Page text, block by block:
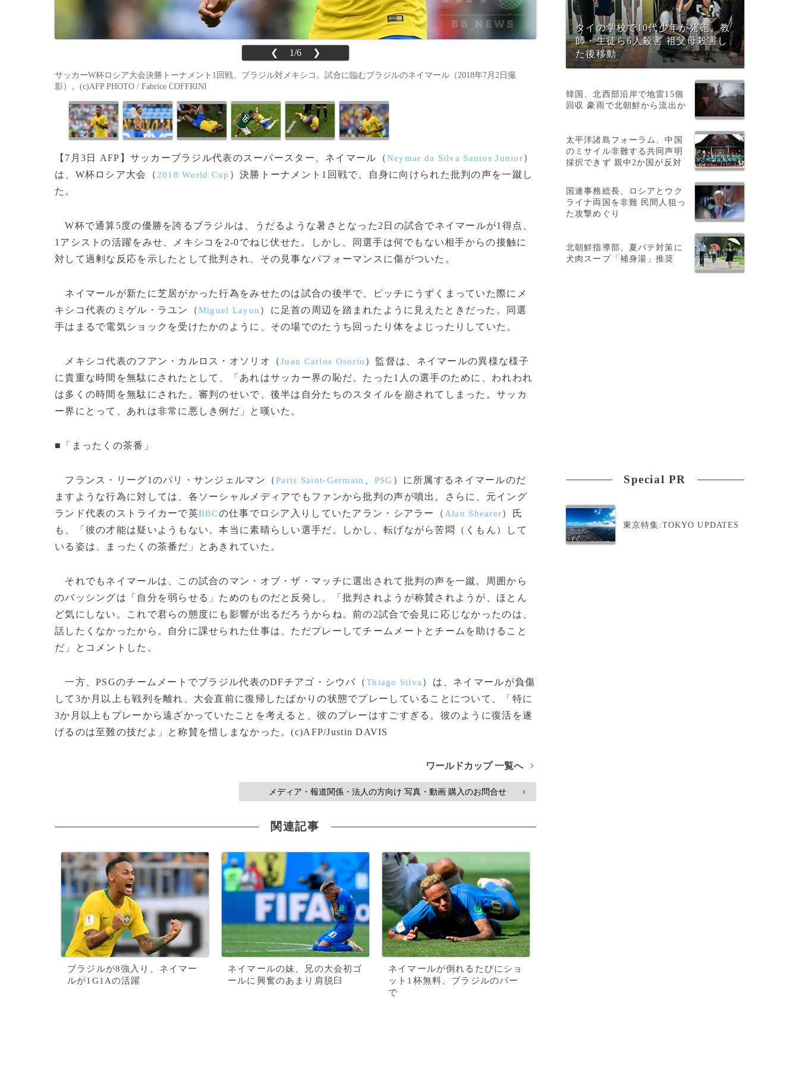
❮ 1/6 ❯
サッカーW杯ロシア大会決勝トーナメント1回戦、ブラジル対メキシコ。試合に臨むブラジルのネイマール（2018年7月2日撮
影）。(c)AFP PHOTO / Fabrice COFFRINI
【7月3日 AFP】サッカーブラジル代表のスーパースター、ネイマール（Neymar da Silva Santos Junior）
は、W杯ロシア大会（ 2018 World Cup ）決勝トーナメント1回戦で、自身に向けられた批判の声を一蹴し
た。
W杯で通算5度の優勝を誇るブラジルは、うだるような暑さとなった2日の試合でネイマールが1得点、
1アシストの活躍をみせ、メキシコを2-0でねじ伏せた。しかし、同選手は何でもない相手からの接触に
対して過剰な反応を示したとして批判され、その見事なパフォーマンスに傷がついた。
ネイマールが新たに芝居がかった行為をみせたのは試合の後半で、ピッチにうずくまっていた際にメ
キシコ代表のミゲル・ラユン（Miguel Layun ）に足首の周辺を踏まれたように見えたときだった。同選
手はまるで電気ショックを受けたかのように、その場でのたうち回ったり体をよじったりしていた。
メキシコ代表のフアン・カルロス・オソリオ（Juan Carlos Osorio ）監督は、ネイマールの異様な様子
に貴重な時間を無駄にされたとして、「あれはサッカー界の恥だ。たった1人の選手のために、われわれ
は多くの時間を無駄にされた。審判のせいで、後半は自分たちのスタイルを崩されてしまった。サッカ
ー界にとって、あれは非常に悪しき例だ」と嘆いた。
■「まったくの茶番」
フランス・リーグ1のパリ・サンジェルマン（Paris Saint-Germain PSG ）に所属するネイマールのだ
ますような行為に対しては、各ソーシャルメディアでもファンから批判の声が噴出。さらに、元イング
ランド代表のストライカーで英BBCの仕事でロシア入りしていたアラン・シアラー（ Alan Shearer）氏
も、「彼の才能は疑いようもない。本当に素晴らしい選手だ。しかし、転げながら苦悶（くもん）して
いる姿は、まったくの茶番だ」とあきれていた。
それでもネイマールは、この試合のマン・オブ・ザ・マッチに選出されて批判の声を一蹴。周囲から
のバッシングは「自分を弱らせる」ためのものだと反発し、「批判されようが称賛されようが、ほとん
ど気にしない。これで君らの態度にも影響が出るだろうからね。前の2試合で会見に応じなかったのは、
話したくなかったから。自分に課せられた仕事は、ただプレーしてチームメートとチームを助けること
だ」とコメントした。
一方、PSGのチームメートでブラジル代表のDFチアゴ・シウバ（Thiago Silva ）は、ネイマールが負傷
して3か月以上も戦列を離れ、大会直前に復帰したばかりの状態でプレーしていることについて、「特に
3か月以上もプレーから遠ざかっていたことを考えると、彼のプレーはすごすぎる。彼のように復活を遂
げるのは至難の技だよ」と称賛を惜しまなかった。(c)AFP/Justin DAVIS
ワールドカップ 一覧へ >
メディア・報道関係・法人の方向け 写真・動画 購入のお問合せ >
関連記事
ブラジルが8強入り、ネイマー
ルが1G1Aの活躍
ネイマールの妹、兄の大会初ゴ
ールに興奮のあまり肩脱臼
ネイマールが倒れるたびにショ
ット1杯無料、ブラジルのバー
で
タイの学校で10代少年が発砲、教
師・生徒ら6人殺害 祖父母殺害し
た後移動
韓国、北西部沿岸で地雷15個
回収 豪雨で北朝鮮から流出か
太平洋諸島フォーラム、中国
のミサイル非難する共同声明
採択できず 親中2か国が反対
国連事務総長、ロシアとウク
ライナ両国を非難 民間人狙っ
た攻撃めぐり
北朝鮮指導部、夏バテ対策に
犬肉スープ「補身湯」推奨
Special PR
東京特集:TOKYO UPDATES